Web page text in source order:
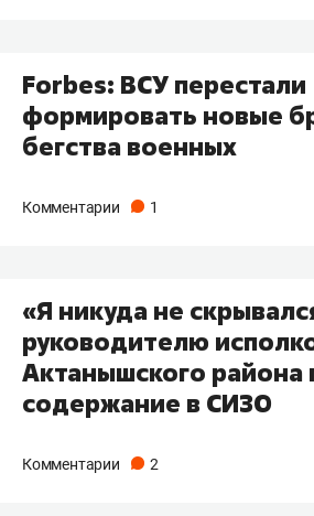
Forbes: ВСУ перестали
формировать новые
бегства военных
Комментарии 1
«Я никуда не
руководителю
Актанышского района
содержание в СИЗО
Комментарии 2